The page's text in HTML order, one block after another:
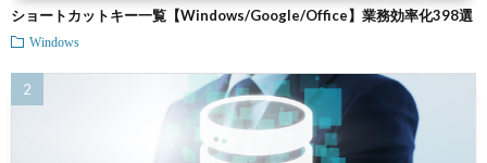
ショートカットキー一覧【Windows/Google/Office】業務効率化398選
Windows